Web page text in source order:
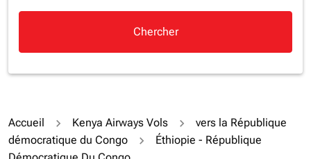
Chercher
Accueil Kenya Airways Vols
vers la République
démocratique du Congo
Éthiopie - République